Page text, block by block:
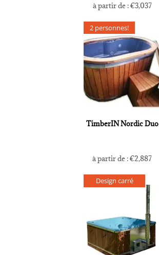
à partir de :€3,037
2 personnes!
TimberIN Nordic Duo
à partir de :€2,887
Design carré